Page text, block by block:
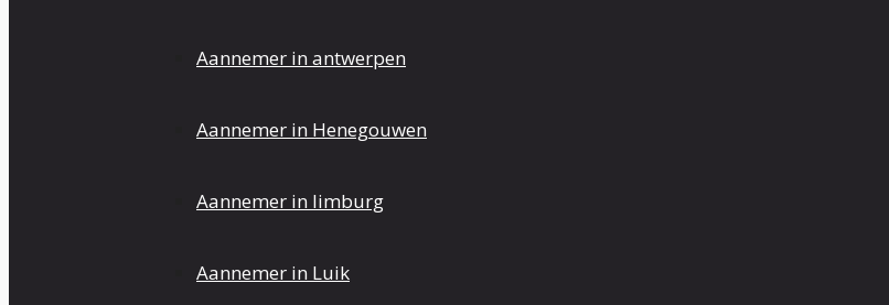
Aannemer in antwerpen
Aannemer in Henegouwen
Aannemer in limburg
Aannemer in Luik